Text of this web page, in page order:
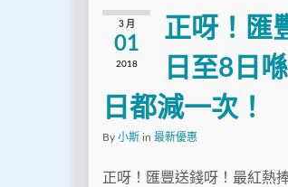
3 月
01
2018
正呀！匯
日至8日
日都減一次！
By 小斯 in 最新優惠
正呀！匯豐送錢呀！最紅熱